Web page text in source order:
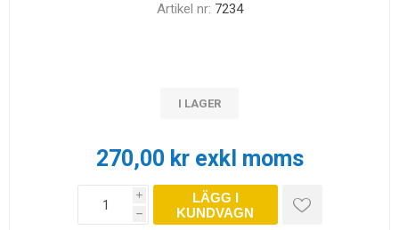
Artikel nr: 7234
I LAGER
270,00 kr exkl moms
i
h
LÄGG I
KUNDVAGN